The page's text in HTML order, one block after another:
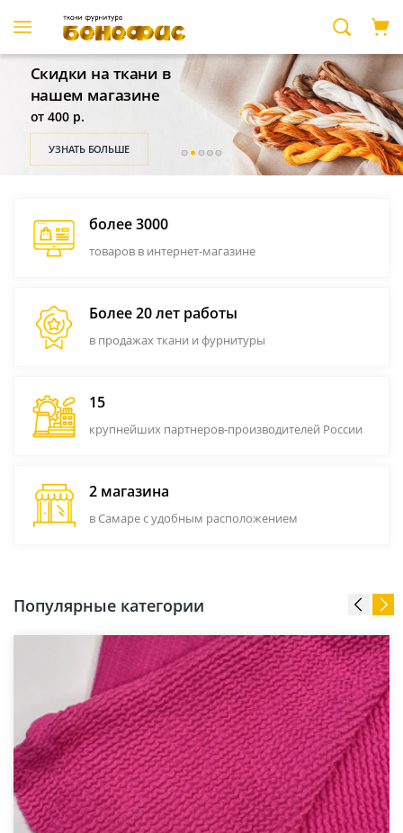
более 3000
товаров в интернет-магазине
Более 20 лет работы
в продажах ткани и фурнитуры
15
крупнейших партнеров-производителей России
2 магазина
в Самаре с удобным расположением
Популярные категории